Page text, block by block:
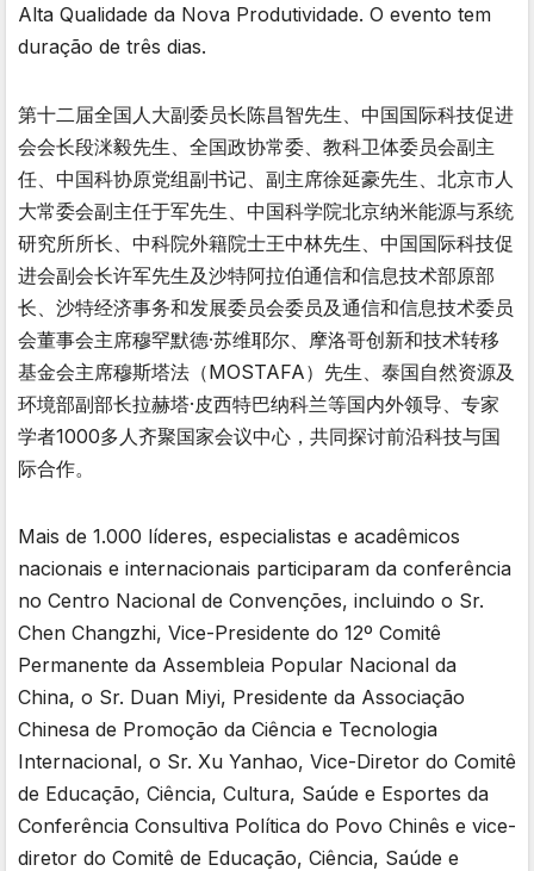
Alta Qualidade da Nova Produtividade. O evento tem
duração de três dias.
第十二届全国人大副委员长陈昌智先生、中国国际科技促进
会会长段洣毅先生、全国政协常委、教科卫体委员会副主
任、中国科协原党组副书记、副主席徐延豪先生、北京市人
大常委会副主任于军先生、中国科学院北京纳米能源与系统
研究所所长、中科院外籍院士王中林先生、中国国际科技促
进会副会长许军先生及沙特阿拉伯通信和信息技术部原部
长、沙特经济事务和发展委员会委员及通信和信息技术委员
会董事会主席穆罕默德·苏维耶尔、摩洛哥创新和技术转移
基金会主席穆斯塔法（MOSTAFA）先生、泰国自然资源及
环境部副部长拉赫塔·皮西特巴纳科兰等国内外领导、专家
学者1000多人齐聚国家会议中心，共同探讨前沿科技与国
际合作。
Mais de 1.000 líderes, especialistas e acadêmicos
nacionais e internacionais participaram da conferência
no Centro Nacional de Convenções, incluindo o Sr.
Chen Changzhi, Vice-Presidente do 12º Comitê
Permanente da Assembleia Popular Nacional da
China, o Sr. Duan Miyi, Presidente da Associação
Chinesa de Promoção da Ciência e Tecnologia
Internacional, o Sr. Xu Yanhao, Vice-Diretor do Comitê
de Educação, Ciência, Cultura, Saúde e Esportes da
Conferência Consultiva Política do Povo Chinês e vice-
diretor do Comitê de Educação, Ciência, Saúde e